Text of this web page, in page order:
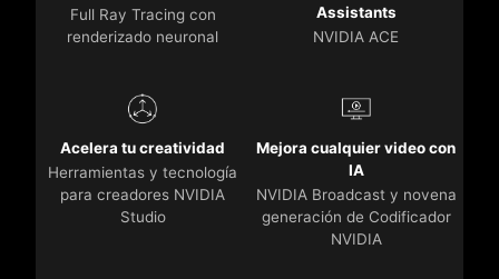
Full Ray Tracing con
renderizado neuronal
Assistants
NVIDIA ACE
Acelera tu creatividad
Herramientas y tecnología
para creadores NVIDIA
Studio
Mejora cualquier video con
IA
NVIDIA Broadcast y novena
generación de Codificador
NVIDIA